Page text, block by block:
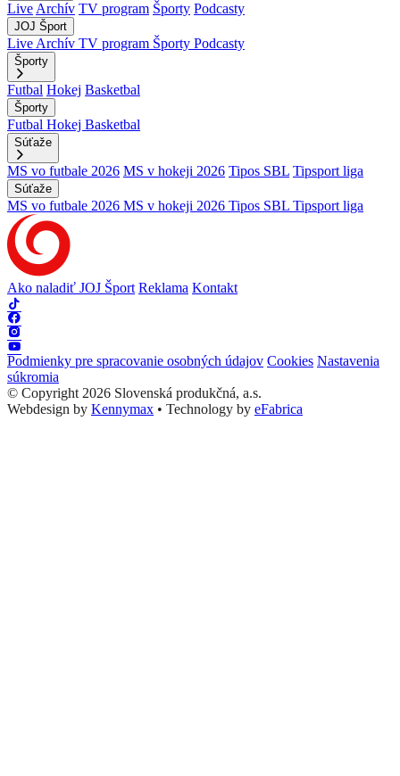
LiveArchív TV program Športy Podcasty
JOJ Šport
LiveArchív TV program Športy Podcasty
Športy
Futbal Hokej Basketbal
Športy
Futbal Hokej Basketbal
Súťaže
MS vo futbale 2026 MS v hokeji 2026 Tipos SBL Tipsport liga
Súťaže
MS vo futbale 2026 MS v hokeji 2026 Tipos SBL Tipsport liga
Ako naladiť JOJ Šport Reklama Kontakt
Podmienky pre spracovanie osobných údajov Cookies Nastavenia
súkromia
© Copyright 2026 Slovenská produkčná, a.s.
Webdesign by Kennymax • Technology by eFabrica